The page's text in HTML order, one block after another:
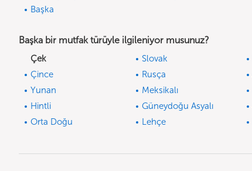
Başka
Başka bir mutfak türüyle ilgileniyor musunuz?
Çek Slovak
Çince
Rusça
Yunan
Meksikalı
Hintli
Güneydoğu Asyalı
Orta Doğu
Lehçe